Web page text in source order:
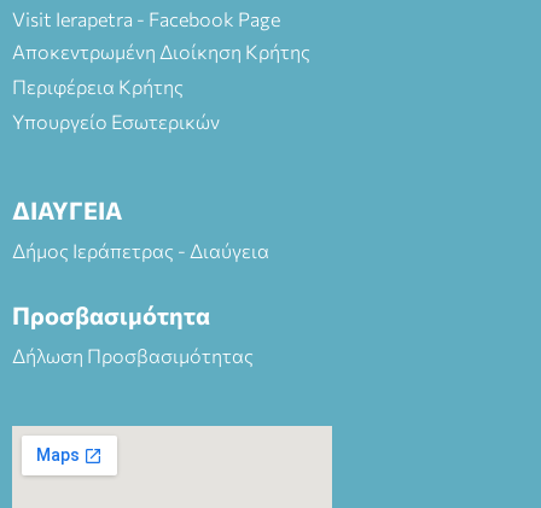
Visit Ierapetra - Facebook Page
Αποκεντρωμένη Διοίκηση Κρήτης
Περιφέρεια Κρήτης
Υπουργείο Εσωτερικών
ΔΙΑΥΓΕΙΑ
Δήμος Ιεράπετρας - Διαύγεια
Προσβασιμότητα
Δήλωση Προσβασιμότητας